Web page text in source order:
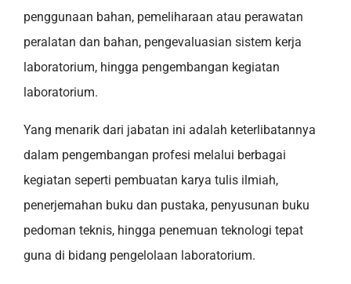
penggunaan bahan, pemeliharaan atau perawatan
peralatan dan bahan, pengevaluasian sistem kerja
laboratorium, hingga pengembangan kegiatan
laboratorium.
Yang menarik dari jabatan ini adalah keterlibatannya
dalam pengembangan profesi melalui berbagai
kegiatan seperti pembuatan karya tulis ilmiah,
penerjemahan buku dan pustaka, penyusunan buku
pedoman teknis, hingga penemuan teknologi tepat
guna di bidang pengelolaan laboratorium.